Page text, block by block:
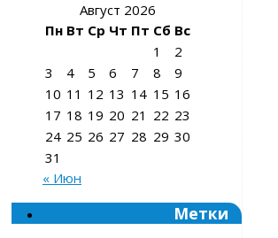
Август 2026
Пн Вт Ср Чт Пт Сб Вс
1
2
3
4 5 6 7 8
9
10 11 12 13 14 15 16
17 18 19 20 21 22 23
24 25 26 27 28 29 30
31
« Июн
Метки